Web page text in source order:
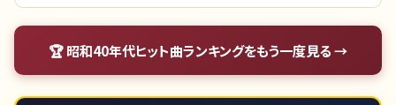
🏆昭和40年代ヒット曲ランキングをもう一度見る →